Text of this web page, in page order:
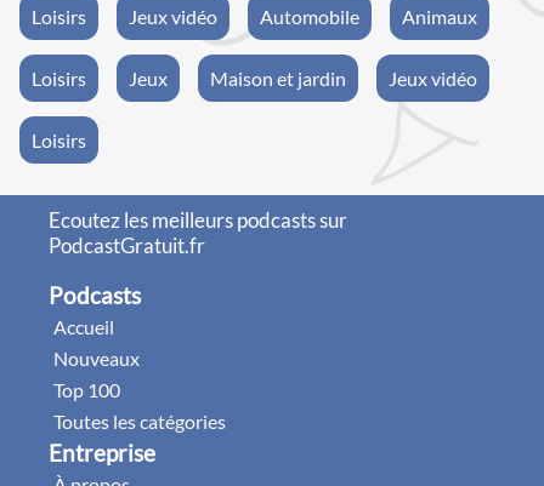
Loisirs Jeux vidéo Automobile Animaux
Loisirs Jeux Maison et jardin Jeux vidéo
Loisirs
Ecoutez les meilleurs podcasts sur
PodcastGratuit.fr
Podcasts
Accueil
Nouveaux
Top 100
Toutes les catégories
Entreprise